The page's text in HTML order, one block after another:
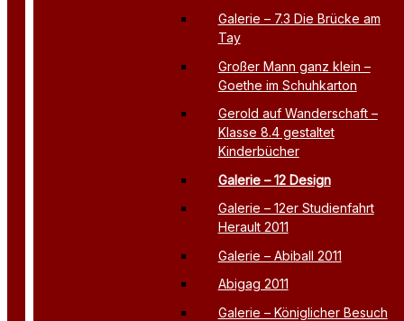
Galerie – 7.3 Die Brücke am
Tay
Großer Mann ganz klein –
Goethe im Schuhkarton
Gerold auf Wanderschaft –
Klasse 8.4 gestaltet
Kinderbücher
Galerie – 12 Design
Galerie – 12er Studienfahrt
Herault 2011
Galerie – Abiball 2011
Abigag 2011
Galerie – Königlicher Besuch